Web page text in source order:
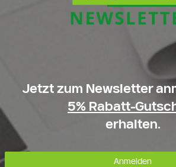
Jetzt zum Newsletter
5% Rabatt-
erhalten.
Anmelden